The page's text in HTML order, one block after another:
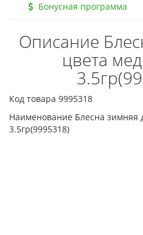
Бонусная программа
Описание
цвета
Код товара 9995318
Наименование Блесна зимняя
3.5гр(9995318)